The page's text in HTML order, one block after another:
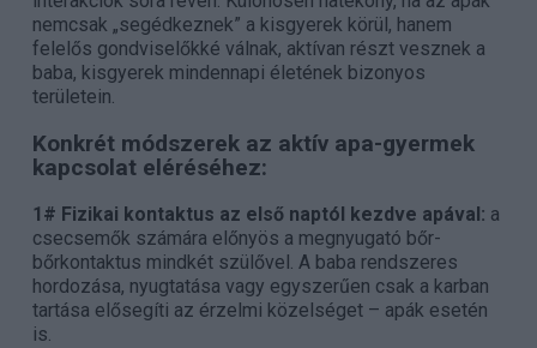
nemcsak „segédkeznek” a kisgyerek körül, hanem
felelős gondviselőkké válnak, aktívan részt vesznek a
baba, kisgyerek mindennapi életének bizonyos
területein.
Konkrét módszerek az aktív apa-gyermek
kapcsolat eléréséhez:
1# Fizikai kontaktus az első naptól kezdve apával: a
csecsemők számára előnyös a megnyugató bőr-
bőrkontaktus mindkét szülővel. A baba rendszeres
hordozása, nyugtatása vagy egyszerűen csak a karban
tartása elősegíti az érzelmi közelséget – apák esetén
is.